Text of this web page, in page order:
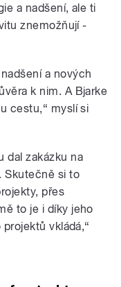
a nadšení, ale ti
znemožňují -
a nových
k nim. A Bjarke
cestu,“ myslí si
dal zakázku na
Skutečně si to
přes
to je i díky jeho
vkládá,“